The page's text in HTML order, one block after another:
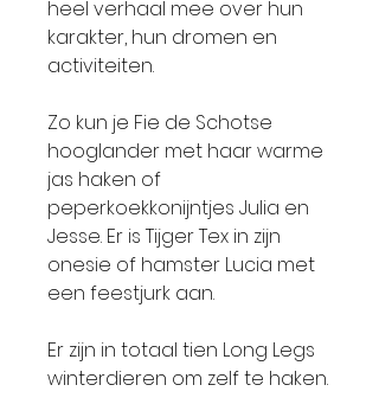
heel verhaal mee over hun
karakter, hun dromen en
activiteiten.
Zo kun je Fie de Schotse
hooglander met haar warme
jas haken of
peperkoekkonijntjes Julia en
Jesse. Er is Tijger Tex in zijn
onesie of hamster Lucia met
een feestjurk aan.
Er zijn in totaal tien Long Legs
winterdieren om zelf te haken.